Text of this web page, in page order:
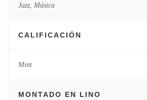
Jazz, Música
CALIFICACIÓN
Mint
MONTADO EN LINO